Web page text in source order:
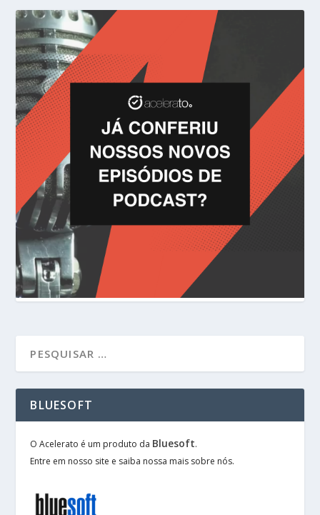
BLUESOFT
O Acelerato é um produto da Bluesoft.
Entre em nosso site e saiba nossa mais sobre nós.